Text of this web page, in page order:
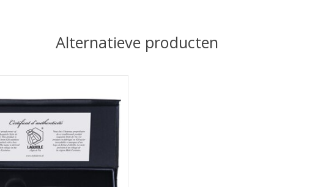
Alternatieve producten